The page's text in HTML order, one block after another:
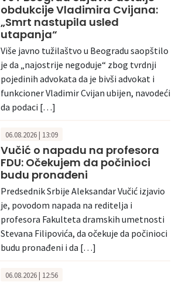
obdukcije Vladimira Cvijana:
„Smrt nastupila usled
utapanja“
Više javno tužilaštvo u Beogradu saopštilo
je da „najostrije negoduje“ zbog tvrdnji
pojedinih advokata da je bivši advokat i
funkcioner Vladimir Cvijan ubijen, navodeći
da podaci […]
06.08.2026 | 13:09
Vučić o napadu na profesora
FDU: Očekujem da počinioci
budu pronađeni
Predsednik Srbije Aleksandar Vučić izjavio
je, povodom napada na reditelja i
profesora Fakulteta dramskih umetnosti
Stevana Filipovića, da očekuje da počinioci
budu pronađeni i da […]
06.08.2026 | 12:56